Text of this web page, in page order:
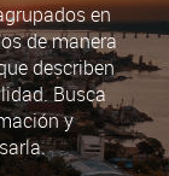
en
de manera
describen
Busca
y